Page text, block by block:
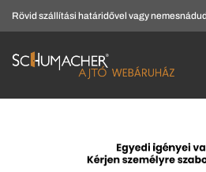
Skip
to
content
Rövid szállítási határidővel vagy